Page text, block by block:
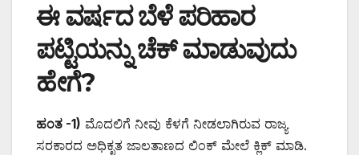
ಈ ವರ್ಷದ ಬೆಳೆ ಪರಿಹಾರ
ಪಟ್ಟಿಯನ್ನು ಚೆಕ್ ಮಾಡುವುದು
ಹೇಗೆ?
ಹಂತ -1) ಮೊದಲಿಗೆ ನೀವು ಕೆಳಗೆ ನೀಡಲಾಗಿರುವ ರಾಜ್ಯ
ಸರಕಾರದ ಅಧಿಕೃತ ಜಾಲತಾಣದ ಲಿಂಕ್ ಮೇಲೆ ಕ್ಲಿಕ್ ಮಾಡಿ.